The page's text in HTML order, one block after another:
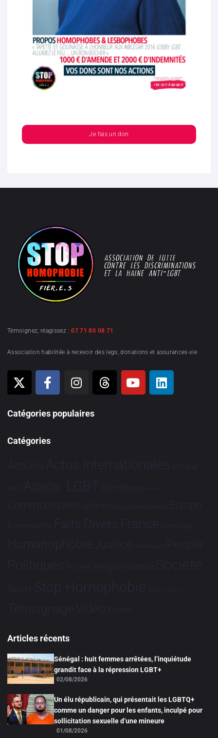
Je fais un don
Témoignez, réagissez :07 71 80 08 71
Association habilitée à recevoir des legs, donations et assurances-vie
Catégories populaires
Catégories
Actions Actus Internationales Afrique
Asie Assos. LGBT Bioéthique Brève
Communiqués Culture Dialogues France-Brésil Europe
Evénements Faits Divers France Hommage
HumanophobieJustice Partenariat People
Politiques Projets Religion Santé Société
Sport Stop Homophobie Tech Tribune
TémoignageVidéo Études
Articles récents
Sénégal : huit femmes arrêtées, l’inquiétude
grandit face à la répression LGBT+
02/08/2026
Un élu républicain, qui présentait les LGBTQ+
comme un danger pour les enfants, inculpé pour
sollicitation sexuelle d’une mineure
01/08/2026